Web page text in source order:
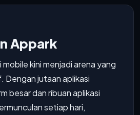
Appark
kini menjadi arena yang
jutaan aplikasi
besar dan ribuan aplikasi
setiap hari,